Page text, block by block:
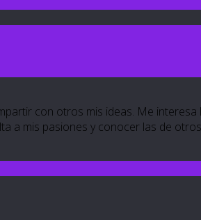
con otros mis ideas. Me
a mis pasiones y conocer las de